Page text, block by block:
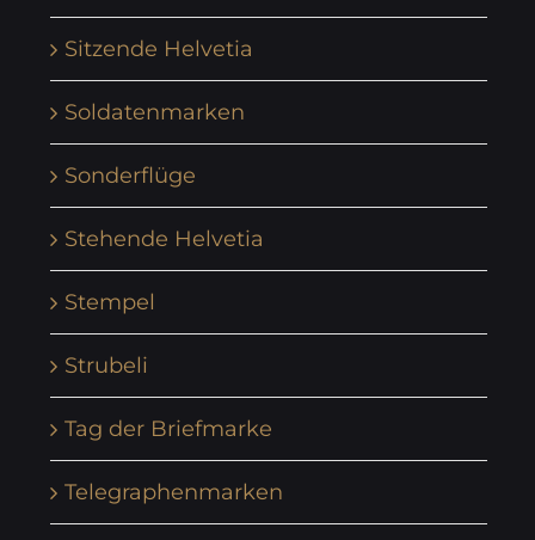
Sitzende Helvetia
Soldatenmarken
Sonderflüge
Stehende Helvetia
Stempel
Strubeli
Tag der Briefmarke
Telegraphenmarken